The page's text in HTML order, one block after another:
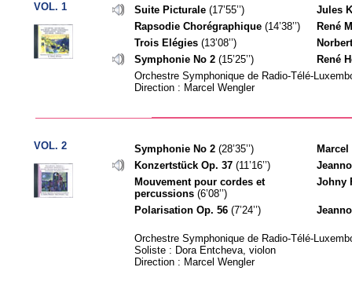
VOL. 1 Suite Picturale (17’55’’)
Jules
Rapsodie Chorégraphique (14’38’’)
René
Trois Elégies (13’08’’)
Symphonie No 2 (15’25’’)
René
Orchestre Symphonique de Radio-Télé-
Direction : Marcel Wengler
VOL. 2 Symphonie No 2 (28’35’’)
Konzertstück Op. 37 (11’16’’)
Mouvement pour cordes et
percussions (6’08’’)
Johny
Polarisation Op. 56 (7’24’’)
Orchestre Symphonique de Radio-Télé-
Soliste : Dora Entcheva, violon
Direction : Marcel Wengler